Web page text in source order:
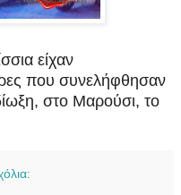
είχαν
που συνελήφθησαν
στο Μαρούσι, το